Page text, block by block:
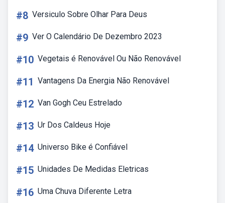
#8 Versiculo Sobre Olhar Para Deus
#9 Ver O Calendário De Dezembro 2023
#10 Vegetais é Renovável Ou Não Renovável
#11 Vantagens Da Energia Não Renovável
#12 Van Gogh Ceu Estrelado
#13 Ur Dos Caldeus Hoje
#14 Universo Bike é Confiável
#15 Unidades De Medidas Eletricas
#16 Uma Chuva Diferente Letra